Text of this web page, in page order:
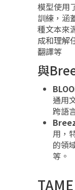
模型使用
訓練，涵
種文本來
成和理解
翻譯等
與
通用
跨語
用，
的領
等。